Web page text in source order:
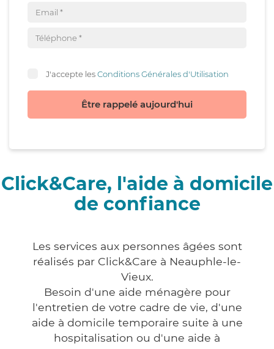
J'accepte lesConditions Générales d'Utilisation
Être rappelé aujourd'hui
Click&Care, l'aide à domicile
de confiance
Les services aux personnes âgées sont
réalisés par Click&Care à Neauphle-le-
Vieux.
Besoin d'une aide ménagère pour
l'entretien de votre cadre de vie, d'une
aide à domicile temporaire suite à une
hospitalisation ou d'une aide à